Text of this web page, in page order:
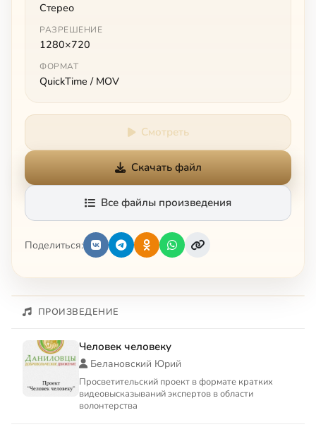
Стерео
РАЗРЕШЕНИЕ
1280×720
ФОРМАТ
QuickTime / MOV
Смотреть
Скачать файл
Все файлы произведения
Поделиться:
ПРОИЗВЕДЕНИЕ
Человек человеку
Белановский Юрий
Просветительский проект в формате кратких
видеовысказываний экспертов в области
волонтерства